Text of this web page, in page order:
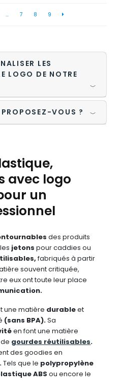
… 7 8 9
LES
LOGO DE NOTRE
﹀
VOUS ? ﹀
avec logo
un
des produits
les jetons pour caddies ou
fabriqués à partir
souvent critiquée,
eux ont toute leur place
une matière durableet
(sans BPA).Sa
en font une matière
gourdes réutilisables.
des goodies en
Tels que le polypropylène
ABS ou encore le